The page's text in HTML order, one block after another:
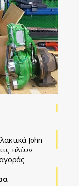
John
πλέον